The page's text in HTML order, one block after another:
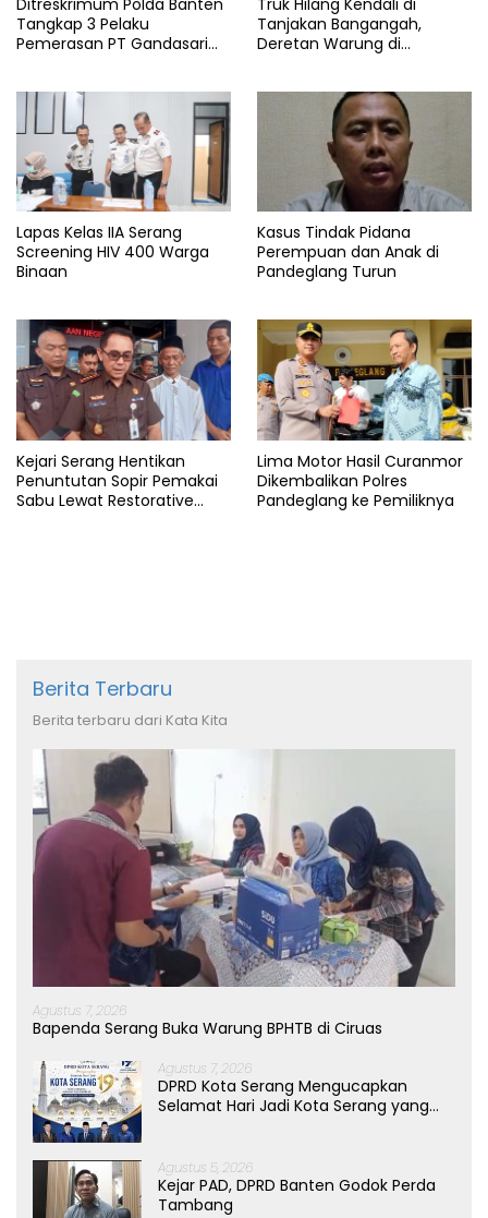
Tangkap 3 Pelaku
Pemerasan PT Gandasari
Tanjakan Bangangah,
Deretan Warung di
Lapas Kelas IIA Serang
Screening HIV 400 Warga
Binaan
Kasus Tindak Pidana
Perempuan dan Anak di
Pandeglang Turun
Kejari Serang Hentikan
Penuntutan Sopir Pemakai
Sabu Lewat Restorative
Lima Motor Hasil Curanmor
Dikembalikan Polres
Pandeglang ke Pemiliknya
Berita Terbaru
Berita terbaru dari Kata Kita
Agustus 7, 2026
Bapenda Serang Buka Warung BPHTB di Ciruas
Agustus 7, 2026
DPRD Kota Serang Mengucapkan
Selamat Hari Jadi Kota Serang yang
Agustus 5, 2026
Kejar PAD, DPRD Banten Godok Perda
Tambang